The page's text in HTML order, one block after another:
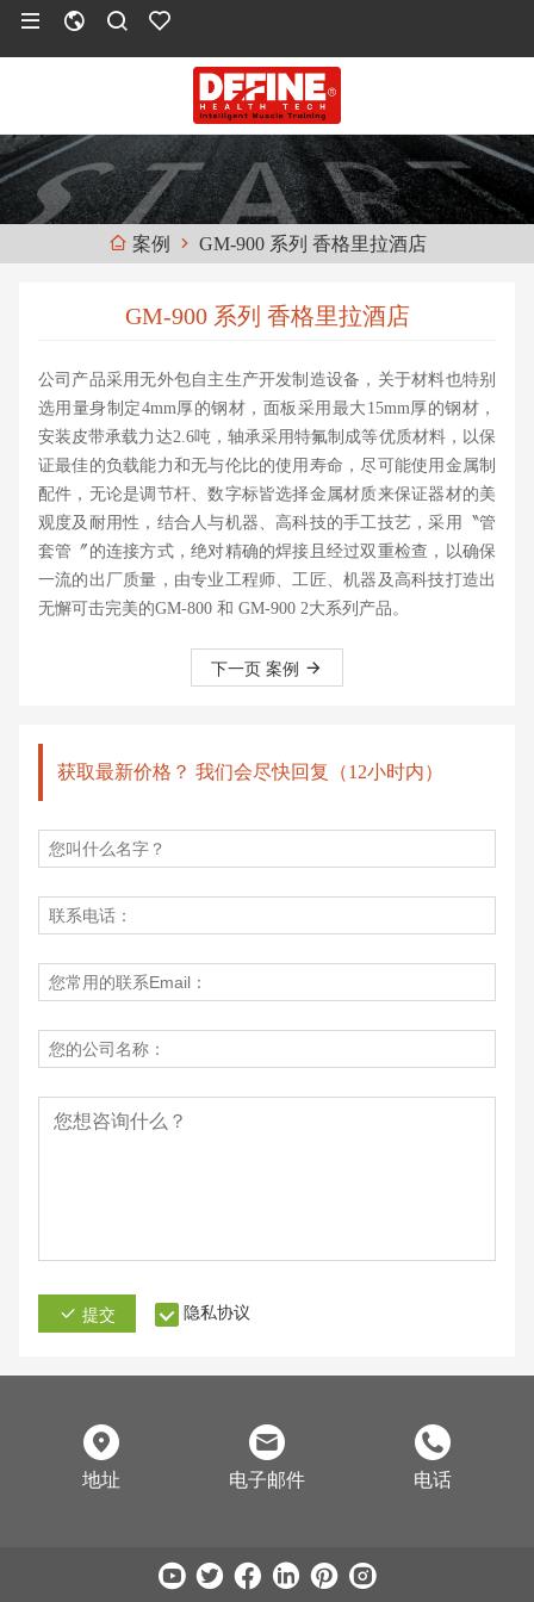
案例 GM-900 系列 香格里拉酒店
GM-900 系列 香格里拉酒店
公司产品采用无外包自主生产开发制造设备，关于材料也特别
选用量身制定4mm厚的钢材，面板采用最大15mm厚的钢材，
安装皮带承载力达2.6吨，轴承采用特氟制成等优质材料，以保
证最佳的负载能力和无与伦比的使用寿命，尽可能使用金属制
配件，无论是调节杆、数字标皆选择金属材质来保证器材的美
观度及耐用性，结合人与机器、高科技的手工技艺，采用〝管
套管〞的连接方式，绝对精确的焊接且经过双重检查，以确保
一流的出厂质量，由专业工程师、工匠、机器及高科技打造出
无懈可击完美的GM-800 和 GM-900 2大系列产品。
下一页 案例
获取最新价格？ 我们会尽快回复（12小时内）
提交 隐私协议
地址 电子邮件 电话